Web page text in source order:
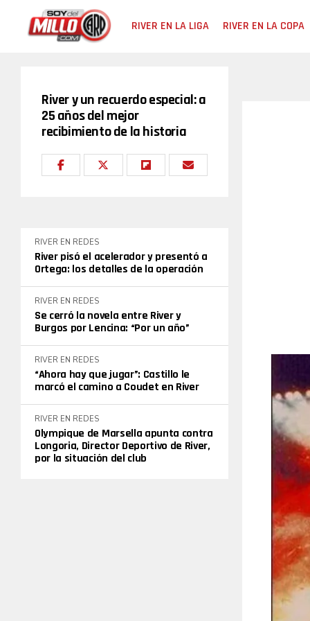
RIVER EN LA LIGA RIVER EN LA COPA
River y un recuerdo especial: a
25 años del mejor
recibimiento de la historia
RIVER EN REDES
River pisó el acelerador y presentó a
Ortega: los detalles de la operación
RIVER EN REDES
Se cerró la novela entre River y
Burgos por Lencina: “Por un año”
RIVER EN REDES
“Ahora hay que jugar”: Castillo le
marcó el camino a Coudet en River
RIVER EN REDES
Olympique de Marsella apunta contra
Longoria, Director Deportivo de River,
por la situación del club